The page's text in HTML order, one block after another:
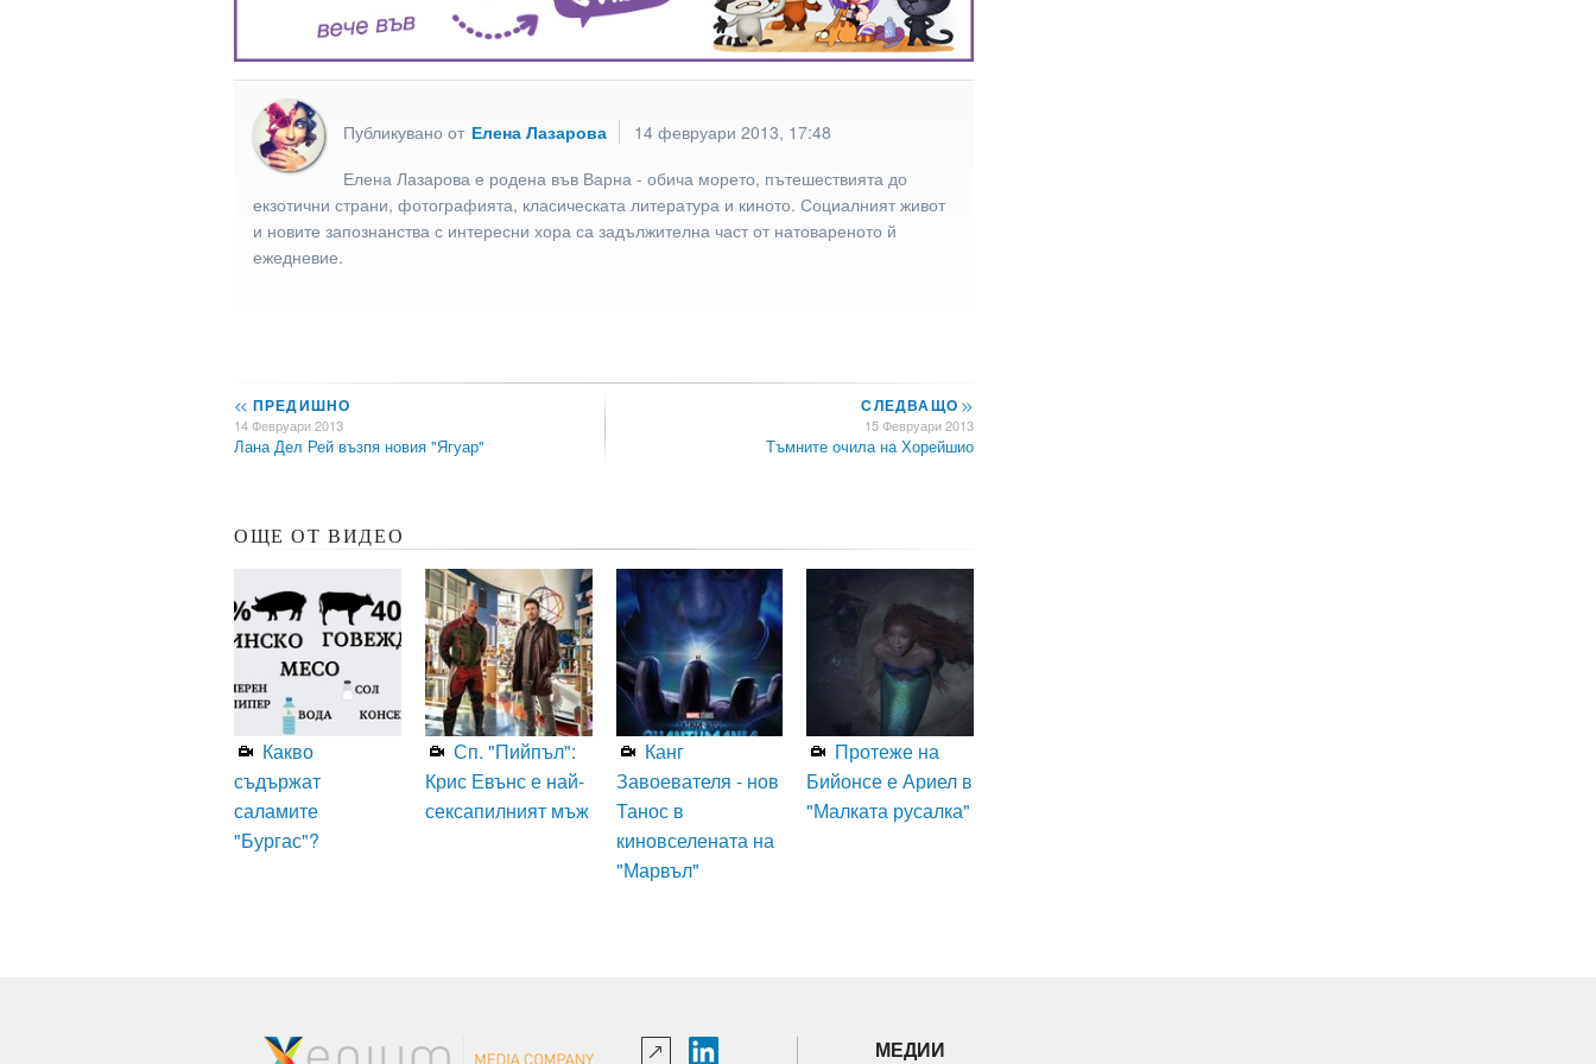
Публикувано от Елена Лазарова
14 февруари 2013, 17:48
Елена Лазарова е родена във Варна - обича морето, пътешествията до
екзотични страни, фотографията, класическата литература и киното. Социалният живот
и новите запознанства с интересни хора са задължителна част от натовареното й
ежедневие.
<< ПРЕДИШНО
14 Февруари 2013
Лана Дел Рей възпя новия "Ягуар"
СЛЕДВАЩО>>
15 Февруари 2013
Тъмните очила на Хорейшио
ОЩЕ ОТ ВИДЕО
Какво
съдържат
саламите
"Бургас"?
Сп. "Пийпъл":
Крис Евънс е най-
сексапилният мъж
Канг
Завоевателя - нов
Танос в
киновселената на
"Марвъл"
Протеже на
Бийонсе е Ариел в
"Малката русалка"
МЕДИИ